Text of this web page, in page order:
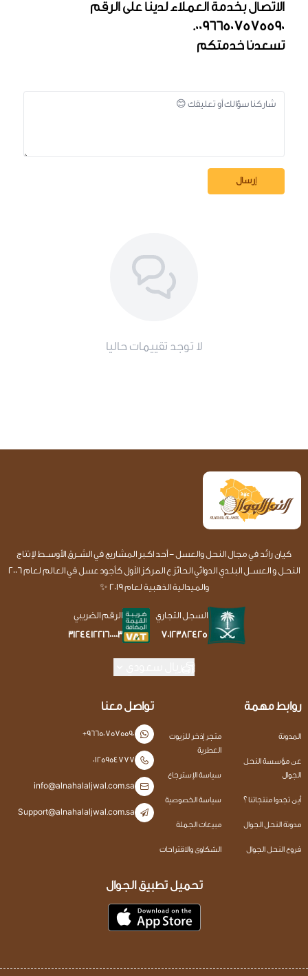
الاتصال بخدمة العملاء لدينا على الرقم
00966507575590.
تسعدنا خدمتكم
إرسال
لا توجد تقييمات حاليا
كيان رائد في مجال النحل والعسل - أحد اكـبر المشاريع في الشــرق الأوســط لإنتاج
النحـل و العســل البلـدي الدوائي الحائز ع المركز الأول كأجود عسل في العالم لعام 2006
والميدالية الذهبية لعام 2019 ✨
السجل التجاري
7012382425
الرقم الضريبي
312441221600003
روابط مهمة
المدونة
عن مؤسسة النحل
الجوال
أين تجدوا منتجاتنا ؟
مدونة النحل الجوال
فروع النحل الجوال
متجر إذخر للزيوت
العطرية
سياسة الإسترجاع
سياسة الخصوصية
مبيعات الجملة
الشكاوى والاقتراحات
تواصل معنا
+966507575590
0125954777
info@alnahalaljwal.com.sa
Support@alnahalaljwal.com.sa
تحميل تطبيق الجوال